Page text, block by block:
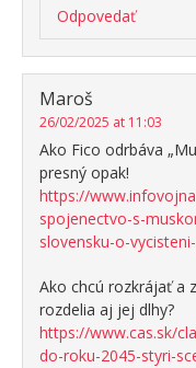
Odpovedať
Maroš
26/02/2025 at 11:03
Ako Fico odrbáva
presný opak!
https://
spojenectvo-s-
slovensku-o-
Ako chcú rozkrájať a
rozdelia aj jej dlhy?
https://www.cas.sk/
do-roku-2045-styri-